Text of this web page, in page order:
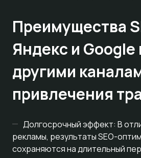
Преимущества
Яндекс и Google
другими
привлечения
Долгосрочный эффект: В
рекламы, результаты SEO-
сохраняются на длительный